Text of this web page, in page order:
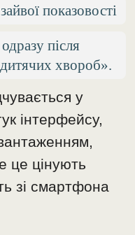
показовості
після
хвороб».
у
інтерфейсу,
це цінують
зі смартфона